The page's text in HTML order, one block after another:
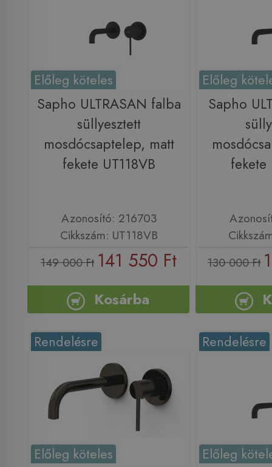
Előleg köteles
Sapho ULTRASAN falba
süllyesztett
mosdócsaptelep, matt
fekete UT118VB
Azonosító: 216703
Cikkszám: UT118VB
149 000 Ft 141 550 Ft
Kosárba
Előleg
Sapho
fekete
130 000 Ft
Rendelésre
Előleg köteles
Rendelésre
Előleg